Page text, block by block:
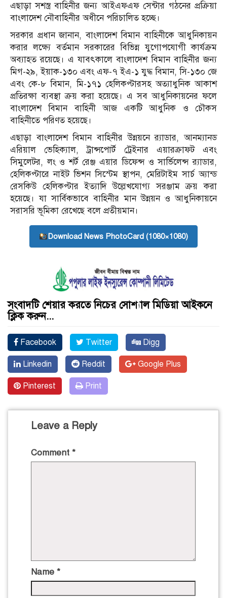
এছাড়া সশস্ত্র বাহিনীর জন্য আইএফএফ সেন্টার গঠনের প্রক্রিয়া
বাংলাদেশ নৌবাহিনীর অধীনে পরিচালিত হচ্ছে।
সরকার প্রধান জানান, বাংলাদেশ বিমান বাহিনীকে আধুনিকায়ন
করার লক্ষ্যে বর্তমান সরকারের বিভিন্ন যুগোপযোগী কার্যক্রম
অব্যাহত রয়েছে। এ যাবৎকালে বাংলাদেশ বিমান বাহিনীর জন্য
মিগ-২৯, ইয়াক-১৩০ এবং এফ-৭ ইএ-১ যুদ্ধ বিমান, সি-১৩০ জে
এবং কে-৮ বিমান, মি-১৭১ হেলিকপ্টারসহ অত্যাধুনিক আকাশ
প্রতিরক্ষা ব্যবস্থা ক্রয় করা হয়েছে। এ সব আধুনিকায়নের ফলে
বাংলাদেশ বিমান বাহিনী আজ একটি আধুনিক ও চৌকস
বাহিনীতে পরিণত হয়েছে।
এছাড়া বাংলাদেশ বিমান বাহিনীর উন্নয়নে র‌্যাডার, আনম্যানড
এরিয়াল ভেহিক্যাল, ট্রান্সপোর্ট ট্রেইনার এয়ারক্রাফট এবং
সিমুলেটর, লং ও শর্ট রেঞ্জ এয়ার ডিফেন্স ও সার্ভিলেন্স র‌্যাডার,
হেলিকপ্টারে নাইট ভিশন সিস্টেম স্থাপন, মেরিটাইম সার্চ অ্যান্ড
রেসকিউ হেলিকপ্টার ইত্যাদি উল্লেখযোগ্য সরঞ্জাম ক্রয় করা
হয়েছে। যা সার্বিকভাবে বাহিনীর মান উন্নয়ন ও আধুনিকায়নে
সরাসরি ভূমিকা রেখেছে বলে প্রতীয়মান।
Download News PhotoCard (1080×1080)
সংবাদটি শেয়ার করতে নিচের সোশ্যাল মিডিয়া আইকনে
ক্লিক করুন...
Facebook Twitter Digg
Linkedin Reddit Google Plus
Pinterest Print
Leave a Reply
Comment *
Name *